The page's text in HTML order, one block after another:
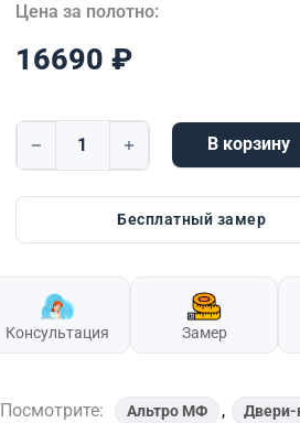
Цена за полотно:
16690 ₽
Количество товара Altro 7 MF
В корзину
Бесплатный замер
Консультация Замер
Посмотрите: Альтро МФ , Двери-